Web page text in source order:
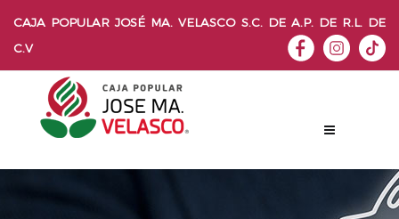
CAJA POPULAR JOSÉ MA. VELASCO S.C. DE A.P. DE R.L. DE
C.V